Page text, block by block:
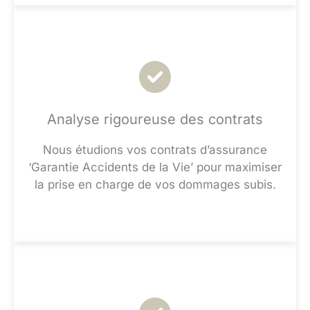
Analyse rigoureuse des contrats
Nous étudions vos contrats d’assurance
‘Garantie Accidents de la Vie’ pour maximiser
la prise en charge de vos dommages subis.